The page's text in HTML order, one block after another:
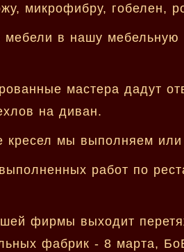
микрофибру, гобелен,
мебели в нашу мебельную
мастера дадут
на диван.
кресел мы выполняем
работ по
фирмы выходит
фабрик - 8 марта,